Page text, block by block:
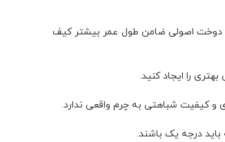
دوخت اصولی ضامن طول عمر بیشتر کیف
را ایجاد کنید.
کیفیت شباهتی به چرم واقعی ندارد.
درجه یک باشند.